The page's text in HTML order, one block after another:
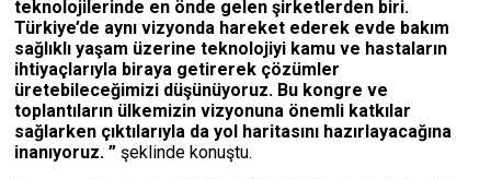
teknolojilerinde en önde gelen şirketlerden biri.
Türkiye’de aynı vizyonda hareket ederek evde bakım
sağlıklı yaşam üzerine teknolojiyi kamu ve hastaların
ihtiyaçlarıyla biraya getirerek çözümler
üretebileceğimizi düşünüyoruz. Bu kongre ve
toplantıların ülkemizin vizyonuna önemli katkılar
sağlarken çıktılarıyla da yol haritasını hazırlayacağına
inanıyoruz. ” şeklinde konuştu.